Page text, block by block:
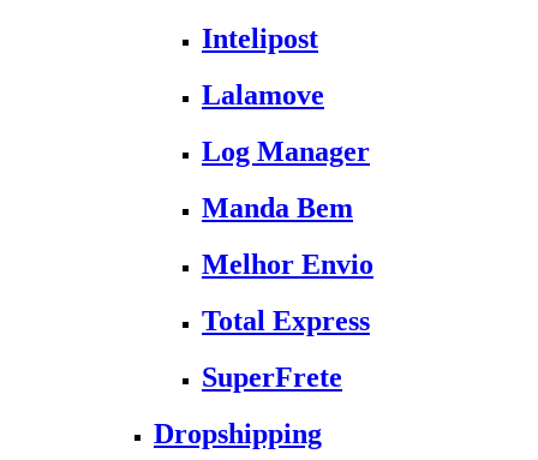
Intelipost
Lalamove
Log Manager
Manda Bem
Melhor Envio
Total Express
SuperFrete
Dropshipping